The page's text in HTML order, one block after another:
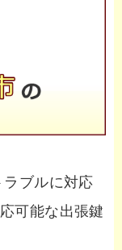
ラブルに対応
可能な出張鍵